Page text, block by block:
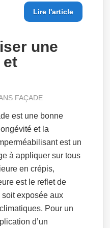
Lire l'article
une
et
FAÇADE
est une bonne
et la
est un
à appliquer sur tous
en crépis,
est le reflet de
soit exposée aux
Pour un
d’un